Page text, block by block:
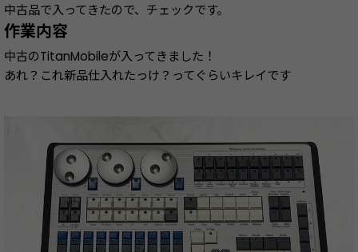
中古品で入ってきたので、チェックです。
作業内容
中古のTitanMobileが入ってきました！
あれ？これ新品仕入れたっけ？ってぐらいキレイです